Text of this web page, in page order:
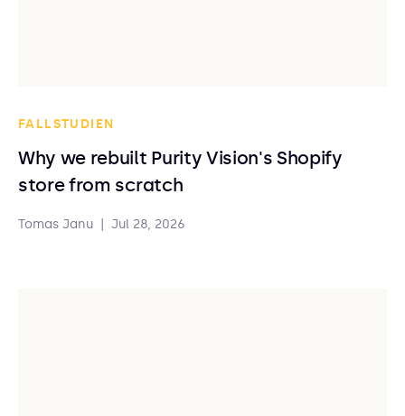
FALLSTUDIEN
Why we rebuilt Purity Vision's Shopify
store from scratch
Tomas Janu Jul 28, 2026